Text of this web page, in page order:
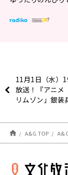
11月1日（水）
放送！『アニメ
リムゾン」銀装
A&G TOP